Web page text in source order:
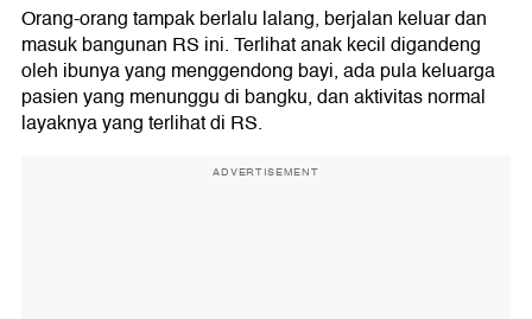
Orang-orang tampak berlalu lalang, berjalan keluar dan
masuk bangunan RS ini. Terlihat anak kecil digandeng
oleh ibunya yang menggendong bayi, ada pula keluarga
pasien yang menunggu di bangku, dan aktivitas normal
layaknya yang terlihat di RS.
ADVERTISEMENT